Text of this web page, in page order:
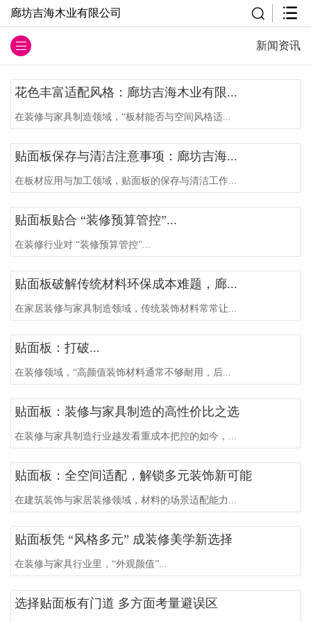
廊坊吉海木业有限公司
新闻资讯
花色丰富适配风格：廊坊吉海木业有限...
在装修与家具制造领域，“板材能否与空间风格适...
贴面板保存与清洁注意事项：廊坊吉海...
在板材应用与加工领域，贴面板的保存与清洁工作...
贴面板贴合 “装修预算管控”...
在装修行业对 “装修预算管控”...
贴面板破解传统材料环保成本难题，廊...
在家居装修与家具制造领域，传统装饰材料常常让...
贴面板：打破...
在装修领域，“高颜值装饰材料通常不够耐用，后...
贴面板：装修与家具制造的高性价比之选
在装修与家具制造行业越发看重成本把控的如今，...
贴面板：全空间适配，解锁多元装饰新可能
在建筑装饰与家居装修领域，材料的场景适配能力...
贴面板凭 “风格多元” 成装修美学新选择
在装修与家具行业里，“外观颜值”...
选择贴面板有门道 多方面考量避误区